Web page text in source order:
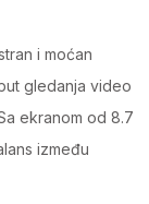
i moćan
gledanja video
ekranom od 8.7
između